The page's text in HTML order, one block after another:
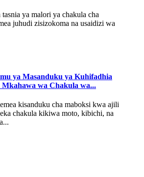
ya malori ya chakula cha
juhudi zisizokoma na usaidizi wa
ya Masanduku ya Kuhifadhia
wa Chakula wa...
kisanduku cha maboksi kwa ajili
chakula kikiwa moto, kibichi, na